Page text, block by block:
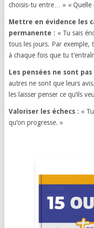
choisis-tu entre… » « Quelle
Mettre en évidence les
permanente : « Tu sais
tous les jours. Par
à chaque fois que tu
Les pensées ne sont
autres ne sont que leurs
les laisser penser ce qu’ils
Valoriser les échecs: « Tu
qu’on progresse. »